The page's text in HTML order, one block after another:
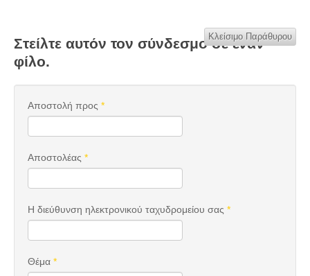
Στείλτε αυτόν τον σύνδεσμο σε έναν
φίλο.
Κλείσιμο Παράθυρου
Αποστολή προς *
Αποστολέας *
Η διεύθυνση ηλεκτρονικού ταχυδρομείου σας *
Θέμα *